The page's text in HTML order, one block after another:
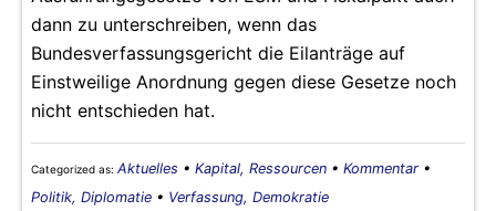
dann zu unterschreiben, wenn das
Bundesverfassungsgericht die Eilanträge auf
Einstweilige Anordnung gegen diese Gesetze noch
nicht entschieden hat.
Categorized as: Aktuelles • Kapital, Ressourcen • Kommentar •
Politik, Diplomatie • Verfassung, Demokratie